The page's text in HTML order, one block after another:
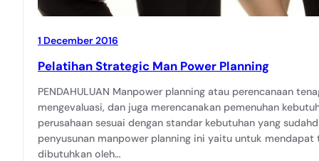
1 December 2016
Pelatihan Strategic Man Power Planning
PENDAHULUAN Manpower planning atau perencanaan
mengevaluasi, dan juga merencanakan pemenuhan
perusahaan sesuai dengan standar kebutuhan yang
penyusunan manpower planning ini yaitu untuk
dibutuhkan oleh…